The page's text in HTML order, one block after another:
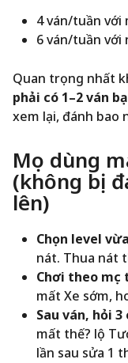
4 ván/tuần với
6 ván/tuần với
Quan trọng nhất
phải có 1–2 ván
xem lại, đánh bao
Mẹo dùng
(không bị
lên)
Chọn level
nát. Thua nát
Chơi theo mục
mất Xe sớm,
Sau ván, hỏi 3
mất thế? lộ
lần sau sửa 1